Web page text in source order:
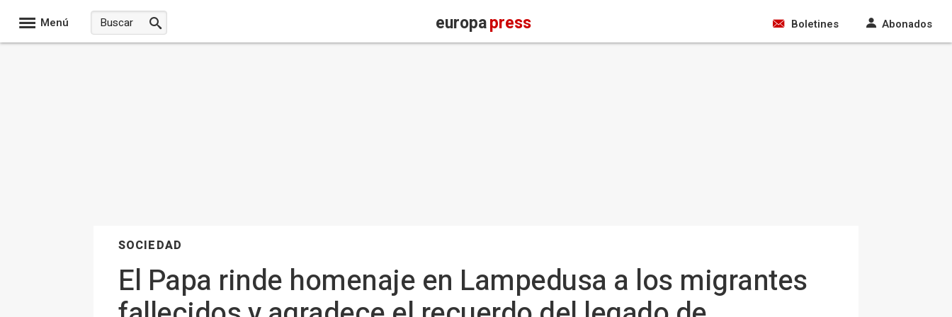
Menú europapress Boletines Abonados
SOCIEDAD
El Papa rinde homenaje en Lampedusa a los migrantes